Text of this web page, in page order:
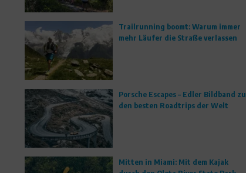
Trailrunning boomt: Warum immer
mehr Läufer die Straße verlassen
Porsche Escapes – Edler Bildband zu
den besten Roadtrips der Welt
Mitten in Miami: Mit dem Kajak